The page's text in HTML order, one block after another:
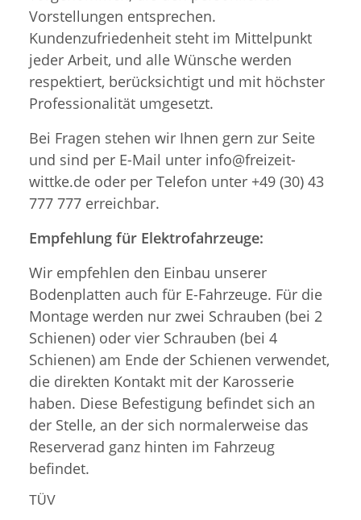
Vorstellungen entsprechen.
Kundenzufriedenheit steht im Mittelpunkt
jeder Arbeit, und alle Wünsche werden
respektiert, berücksichtigt und mit höchster
Professionalität umgesetzt.
Bei Fragen stehen wir Ihnen gern zur Seite
und sind per E-Mail unter info@freizeit-
wittke.de oder per Telefon unter +49 (30) 43
777 777 erreichbar.
Empfehlung für Elektrofahrzeuge:
Wir empfehlen den Einbau unserer
Bodenplatten auch für E-Fahrzeuge. Für die
Montage werden nur zwei Schrauben (bei 2
Schienen) oder vier Schrauben (bei 4
Schienen) am Ende der Schienen verwendet,
die direkten Kontakt mit der Karosserie
haben. Diese Befestigung befindet sich an
der Stelle, an der sich normalerweise das
Reserverad ganz hinten im Fahrzeug
befindet.
TÜV